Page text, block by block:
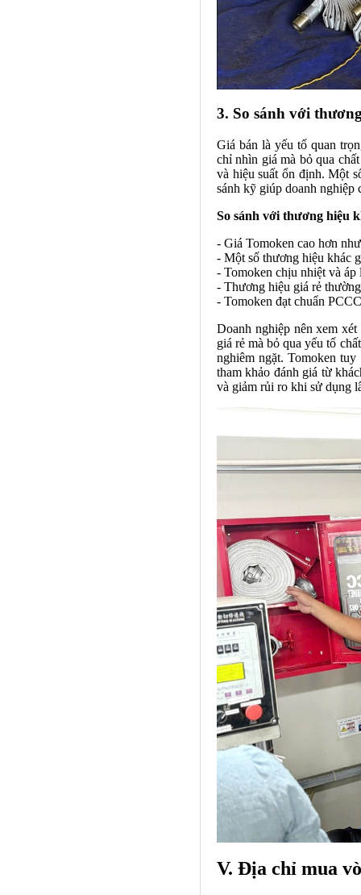
3. So sánh với
Giá bán là yếu tố quan
chỉ nhìn giá mà bỏ qua
và hiệu suất ổn định. Một
sánh kỹ giúp doanh nghiệp
So sánh với thương hiệu
- Giá Tomoken cao hơn
- Một số thương hiệu khác
- Tomoken chịu nhiệt và
- Thương hiệu giá rẻ
- Tomoken đạt chuẩn
Doanh nghiệp nên xem
giá rẻ mà bỏ qua yếu tố
nghiêm ngặt. Tomoken
tham khảo đánh giá từ
và giảm rủi ro khi sử dụng
V. Địa chỉ mua